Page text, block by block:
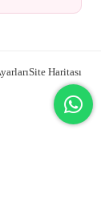
Site Haritası